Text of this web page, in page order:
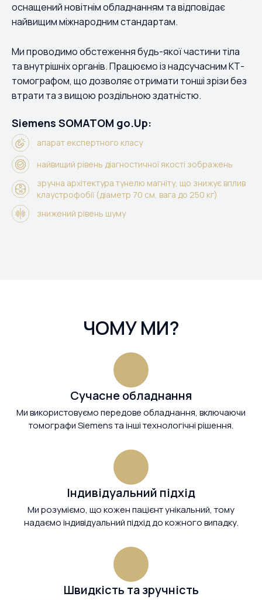
оснащений новітнім обладнанням та відповідає
найвищим міжнародним стандартам.
Ми проводимо обстеження будь-якої частини тіла
та внутрішніх органів. Працюємо із надсучасним КТ-
томографом, що дозволяє отримати тонші зрізи без
втрати та з вищою роздільною здатністю.
Siemens SOMATOM go.Up:
апарат експертного класу
найвищий рівень діагностичної якості зображень
зручна архітектура тунелю магніту, що знижує вплив
клаустрофобії (діаметр 70 см, вага до 250 кг)
знижений рівень шуму
ЧОМУ МИ?
Сучасне обладнання
Ми використовуємо передове обладнання, включаючи
томографи Siemens та інші технологічні рішення.
Індивідуальний підхід
Ми розуміємо, що кожен пацієнт унікальний, тому
надаємо індивідуальний підхід до кожного випадку.
Швидкість та зручність